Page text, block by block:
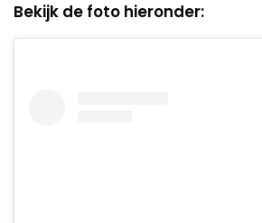
Bekijk de foto hieronder: